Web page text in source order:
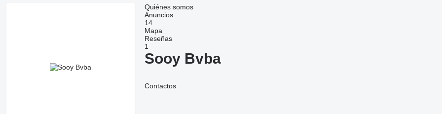
Quiénes somos
Anuncios
14
Mapa
Reseñas
1
Sooy Bvba
Contactos